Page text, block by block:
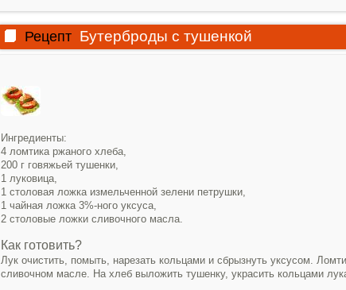
Рецепт Бутерброды с тушенкой
Ингредиенты:
4 ломтика ржаного хлеба,
200 г говяжьей тушенки,
1 луковица,
1 столовая ложка измельченной зелени петрушки,
1 чайная ложка 3%‑ного уксуса,
2 столовые ложки сливочного масла.
Как готовить?
Лук очистить, помыть, нарезать кольцами и сбрызнуть уксусом.
сливочном масле. На хлеб выложить тушенку, украсить кольцами